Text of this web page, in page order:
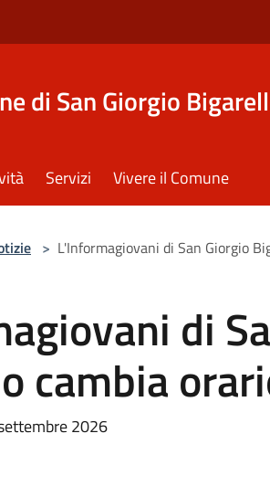
di San Giorgio
Servizi Vivere il Comune
> L'Informagiovani di San Giorgio
di
cambia
2026